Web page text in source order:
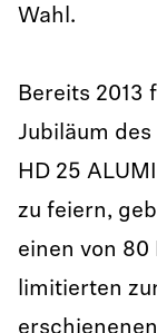
Wahl.
Bereits 2013
Jubiläum
HD 25
zu feiern,
einen von
limitierten